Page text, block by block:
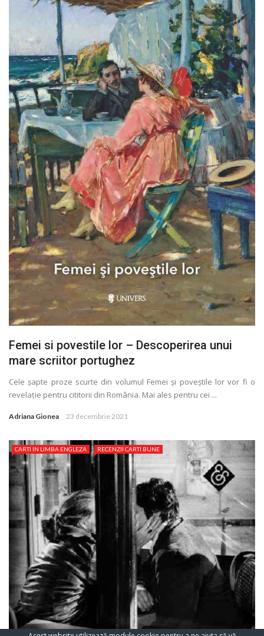
Femei si povestile lor – Descoperirea unui
mare scriitor portughez
Cele șapte proze scurte din volumul Femei și poveștile lor vor fi o
revelaţie pentru cititorii din România. Mai ales pentru cei ...
Adriana Gionea 23 decembrie 2021
CARTI IN LIMBA ENGLEZA RECENZII CARTI BUNE